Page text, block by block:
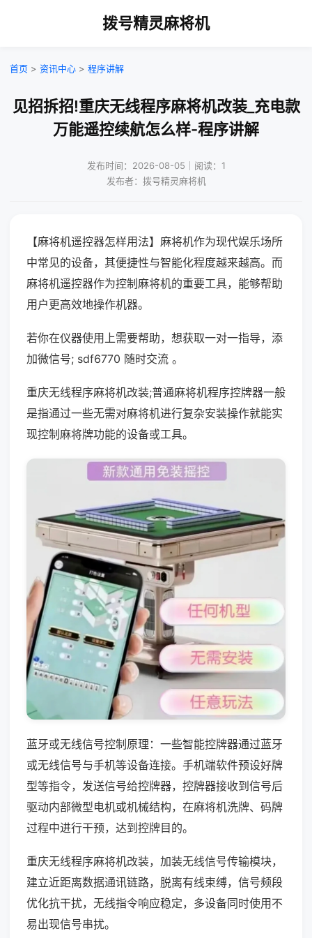
拨号精灵麻将机
首页 > 资讯中心 > 程序讲解
见招拆招!重庆无线程序麻将机改装_充电款
万能遥控续航怎么样-程序讲解
发布时间：2026-08-05｜阅读：1
发布者：拨号精灵麻将机
【麻将机遥控器怎样用法】麻将机作为现代娱乐场所
中常见的设备，其便捷性与智能化程度越来越高。而
麻将机遥控器作为控制麻将机的重要工具，能够帮助
用户更高效地操作机器。
若你在仪器使用上需要帮助，想获取一对一指导，添
加微信号; sdf6770 随时交流 。
重庆无线程序麻将机改装;普通麻将机程序控牌器一般
是指通过一些无需对麻将机进行复杂安装操作就能实
现控制麻将牌功能的设备或工具。
蓝牙或无线信号控制原理：一些智能控牌器通过蓝牙
或无线信号与手机等设备连接。手机端软件预设好牌
型等指令，发送信号给控牌器，控牌器接收到信号后
驱动内部微型电机或机械结构，在麻将机洗牌、码牌
过程中进行干预，达到控牌目的。
重庆无线程序麻将机改装，加装无线信号传输模块，
建立近距离数据通讯链路，脱离有线束缚，信号频段
优化抗干扰，无线指令响应稳定，多设备同时使用不
易出现信号串扰。